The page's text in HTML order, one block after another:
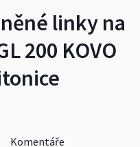
linky na
200 KOVO
Komentáře